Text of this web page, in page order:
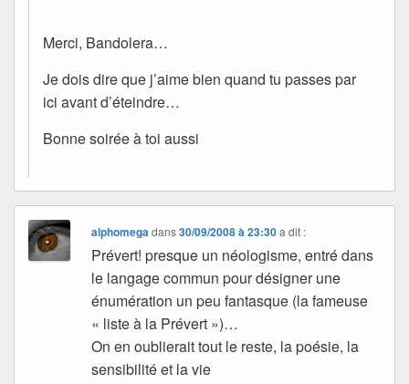
Merci, Bandolera…
Je dois dire que j’aime bien quand tu passes par
ici avant d’éteindre…
Bonne soirée à toi aussi
alphomega dans30/09/2008 à 23:30 a dit :
Prévert! presque un néologisme, entré dans
le langage commun pour désigner une
énumération un peu fantasque (la fameuse
« liste à la Prévert »)…
On en oublierait tout le reste, la poésie, la
sensibilité et la vie